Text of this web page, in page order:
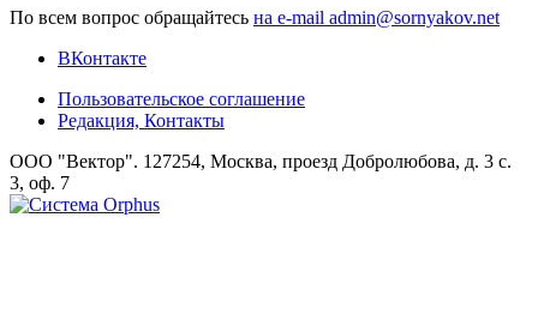
По всем вопрос обращайтесь на e-mail admin@sornyakov.net
ВКонтакте
Пользовательское соглашение
Редакция, Контакты
ООО "Вектор". 127254, Москва, проезд Добролюбова, д. 3 с.
3, оф. 7